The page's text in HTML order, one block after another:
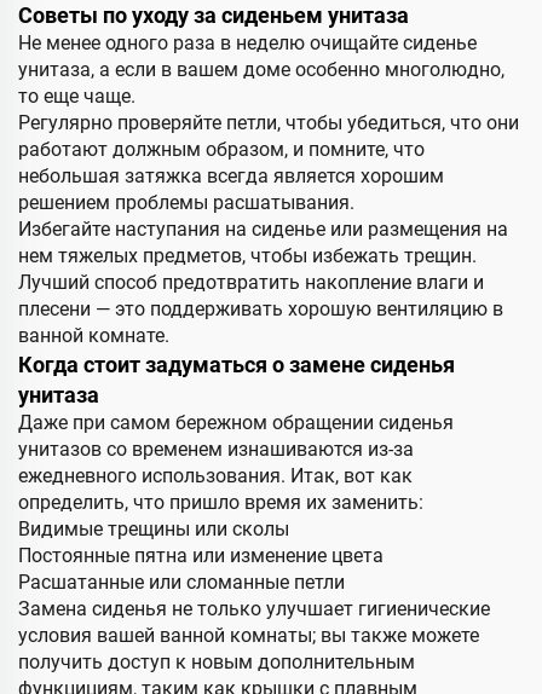
Советы по уходу за сиденьем унитаза
Не менее одного раза в неделю очищайте сиденье
унитаза, а если в вашем доме особенно многолюдно,
то еще чаще.
Регулярно проверяйте петли, чтобы убедиться, что они
работают должным образом, и помните, что
небольшая затяжка всегда является хорошим
решением проблемы расшатывания.
Избегайте наступания на сиденье или размещения на
нем тяжелых предметов, чтобы избежать трещин.
Лучший способ предотвратить накопление влаги и
плесени — это поддерживать хорошую вентиляцию в
ванной комнате.
Когда стоит задуматься о замене сиденья
унитаза
Даже при самом бережном обращении сиденья
унитазов со временем изнашиваются из-за
ежедневного использования. Итак, вот как
определить, что пришло время их заменить:
Видимые трещины или сколы
Постоянные пятна или изменение цвета
Расшатанные или сломанные петли
Замена сиденья не только улучшает гигиенические
условия вашей ванной комнаты; вы также можете
получить доступ к новым дополнительным
функцициям, таким как крышки с плавным